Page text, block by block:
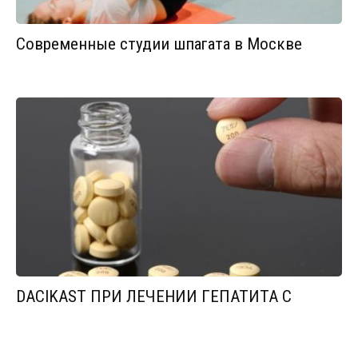
Современные студии шпагата в Москве
DACIKAST ПРИ ЛЕЧЕНИИ ГЕПАТИТА С